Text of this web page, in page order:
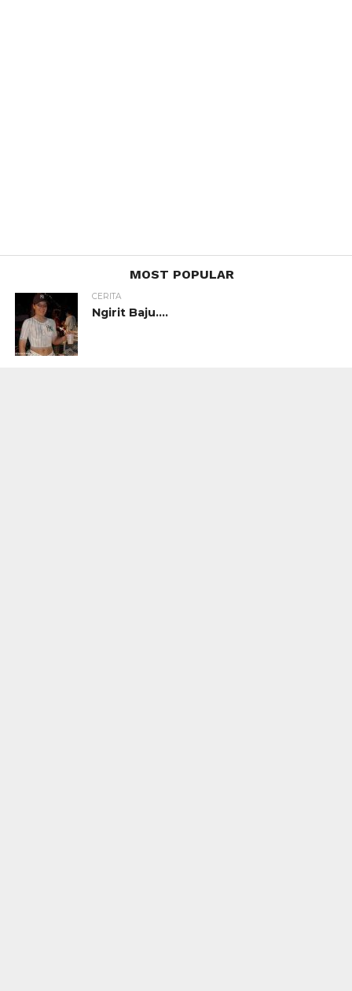
MOST POPULAR
CERITA
Ngirit Baju….